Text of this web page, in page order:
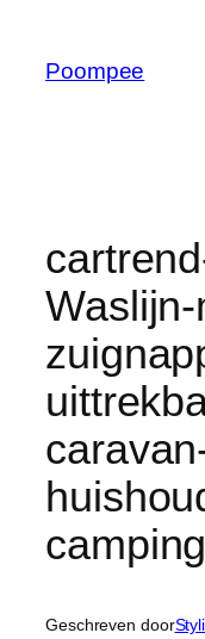
Poompee
Geschreven door